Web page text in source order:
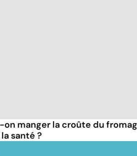
on manger la croûte du
santé ?